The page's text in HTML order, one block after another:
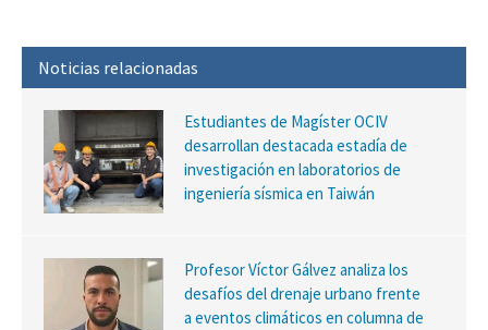
Noticias relacionadas
Estudiantes de Magíster OCIV
desarrollan destacada estadía de
investigación en laboratorios de
ingeniería sísmica en Taiwán
Profesor Víctor Gálvez analiza los
desafíos del drenaje urbano frente
a eventos climáticos en columna de